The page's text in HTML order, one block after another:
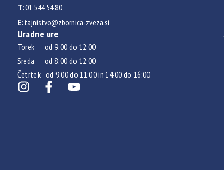
T:01 544 54 80
E:tajnistvo@zbornica-zveza.si
Uradne ure
Torek od 9:00 do 12:00
Sreda od 8:00 do 12:00
Četrtek od 9:00 do 11:00 in 14:00 do 16:00